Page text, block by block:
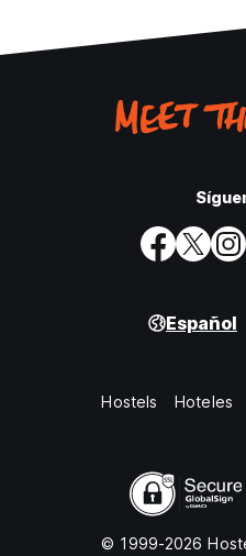
Español
Hostels Hoteles
© 1999-2026